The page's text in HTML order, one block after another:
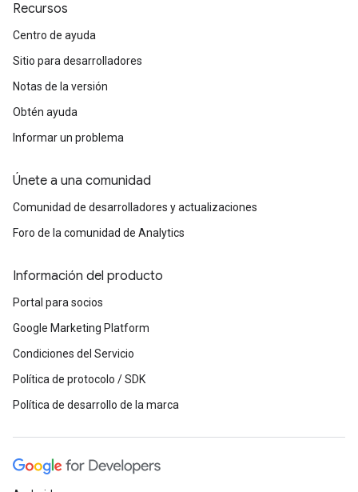
Recursos
Centro de ayuda
Sitio para desarrolladores
Notas de la versión
Obtén ayuda
Informar un problema
Únete a una comunidad
Comunidad de desarrolladores y actualizaciones
Foro de la comunidad de Analytics
Información del producto
Portal para socios
Google Marketing Platform
Condiciones del Servicio
Política de protocolo / SDK
Política de desarrollo de la marca